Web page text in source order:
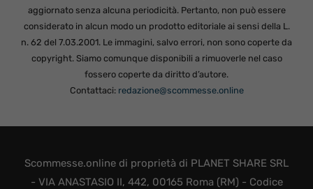
aggiornato senza alcuna periodicità. Pertanto, non può essere
considerato in alcun modo un prodotto editoriale ai sensi della L.
n. 62 del 7.03.2001. Le immagini, salvo errori, non sono coperte da
copyright. Siamo comunque disponibili a rimuoverle nel caso
fossero coperte da diritto d’autore.
Contattaci: redazione@scommesse.online
Scommesse.online di proprietà di PLANET SHARE SRL
- VIA ANASTASIO II, 442, 00165 Roma (RM) - Codice